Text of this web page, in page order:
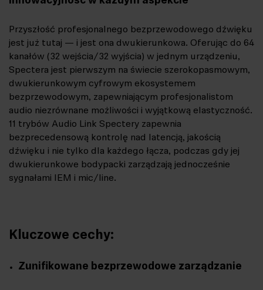
Przyszłość profesjonalnego bezprzewodowego dźwięku
jest już tutaj — i jest ona dwukierunkowa. Oferując do 64
kanałów (32 wejścia/32 wyjścia) w jednym urządzeniu,
Spectera jest pierwszym na świecie szerokopasmowym,
dwukierunkowym cyfrowym ekosystemem
bezprzewodowym, zapewniającym profesjonalistom
audio niezrównane możliwości i wyjątkową elastyczność.
11 trybów Audio Link Spectery zapewnia
bezprecedensową kontrolę nad latencją, jakością
dźwięku i nie tylko dla każdego łącza, podczas gdy jej
dwukierunkowe bodypacki zarządzają jednocześnie
sygnałami IEM i mic/line.
Kluczowe cechy:
Zunifikowane bezprzewodowe zarządzanie